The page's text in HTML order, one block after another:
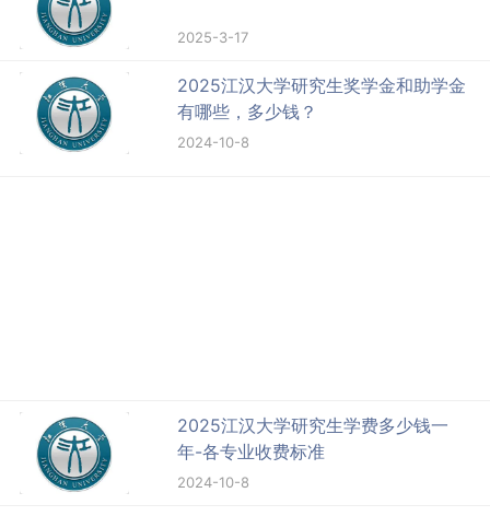
2025-3-17
2025江汉大学研究生奖学金和助学金
有哪些，多少钱？
2024-10-8
2025江汉大学研究生学费多少钱一
年-各专业收费标准
2024-10-8